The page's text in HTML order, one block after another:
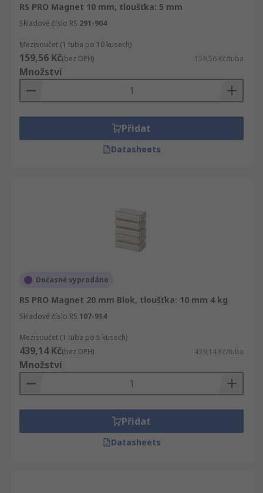
RS PRO Magnet 10 mm, tloušťka: 5 mm
Skladové číslo RS 291-904
Mezisoučet (1 tuba po 10 kusech)
159,56 Kč(bez DPH) 159,56 Kč/tuba
Množství
Přidat
Datasheets
Dočasně vyprodáno
RS PRO Magnet 20 mm Blok, tloušťka: 10 mm 4 kg
Skladové číslo RS 107-914
Mezisoučet (1 tuba po 5 kusech)
439,14 Kč(bez DPH) 439,14 Kč/tuba
Množství
Přidat
Datasheets